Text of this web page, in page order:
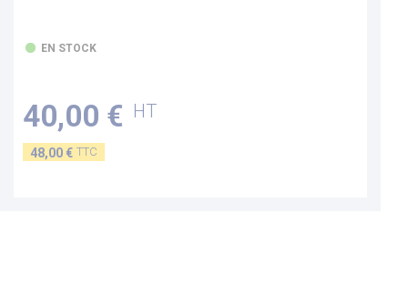
EN STOCK
40,00 € HT
48,00 € TTC